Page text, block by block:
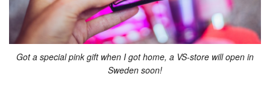
Got a special pink gift when I got home, a VS-store will open in
Sweden soon!